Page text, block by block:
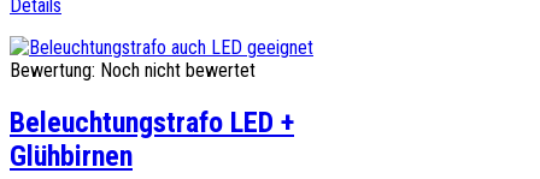
Details
Bewertung: Noch nicht bewertet
Beleuchtungstrafo LED +
Glühbirnen